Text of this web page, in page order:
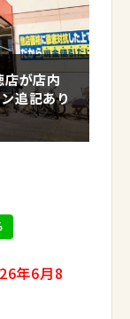
が店内
追記あり
年6月8